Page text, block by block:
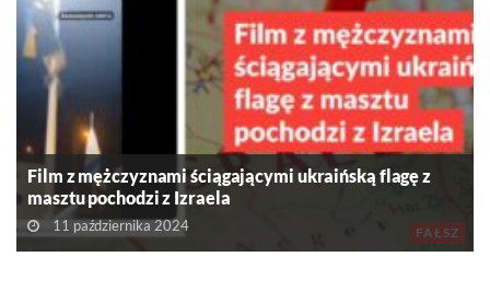
FAŁSZ
Film z mężczyznami ściągającymi ukraińską flagę z
masztu pochodzi z Izraela
11 października 2024